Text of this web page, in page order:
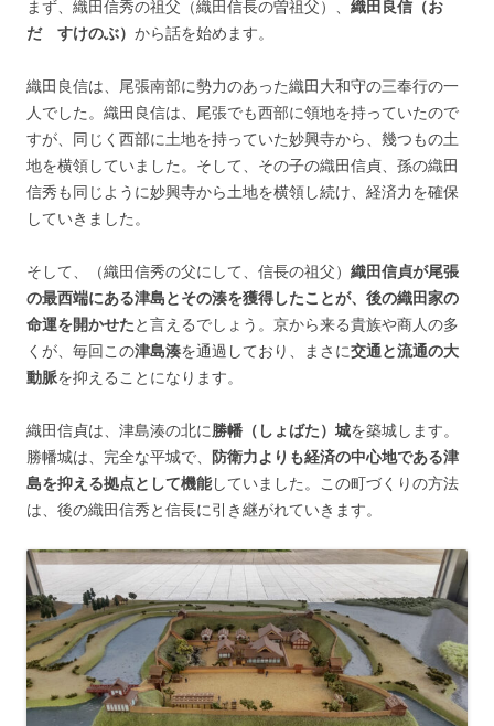
まず、織田信秀の祖父（織田信長の曽祖父）、 織田良信（お
だ すけのぶ） から話を始めます。
織田良信は、尾張南部に勢力のあった織田大和守の三奉行の一
人でした。織田良信は、尾張でも西部に領地を持っていたので
すが、同じく西部に土地を持っていた妙興寺から、幾つもの土
地を横領していました。そして、その子の織田信貞、孫の織田
信秀も同じように妙興寺から土地を横領し続け、経済力を確保
していきました。
そして、（織田信秀の父にして、信長の祖父） 織田信貞が尾張
の最西端にある津島とその湊を獲得したことが、後の織田家の
命運を開かせたと言えるでしょう。京から来る貴族や商人の多
くが、毎回この津島湊を通過しており、まさに交通と流通の大
動脈を抑えることになります。
織田信貞は、津島湊の北に勝幡（しょばた）城を築城します。
勝幡城は、完全な平城で、
防衛力よりも経済の中心地である津
島を抑える拠点として機能していました。この町づくりの方法
は、後の織田信秀と信長に引き継がれていきます。